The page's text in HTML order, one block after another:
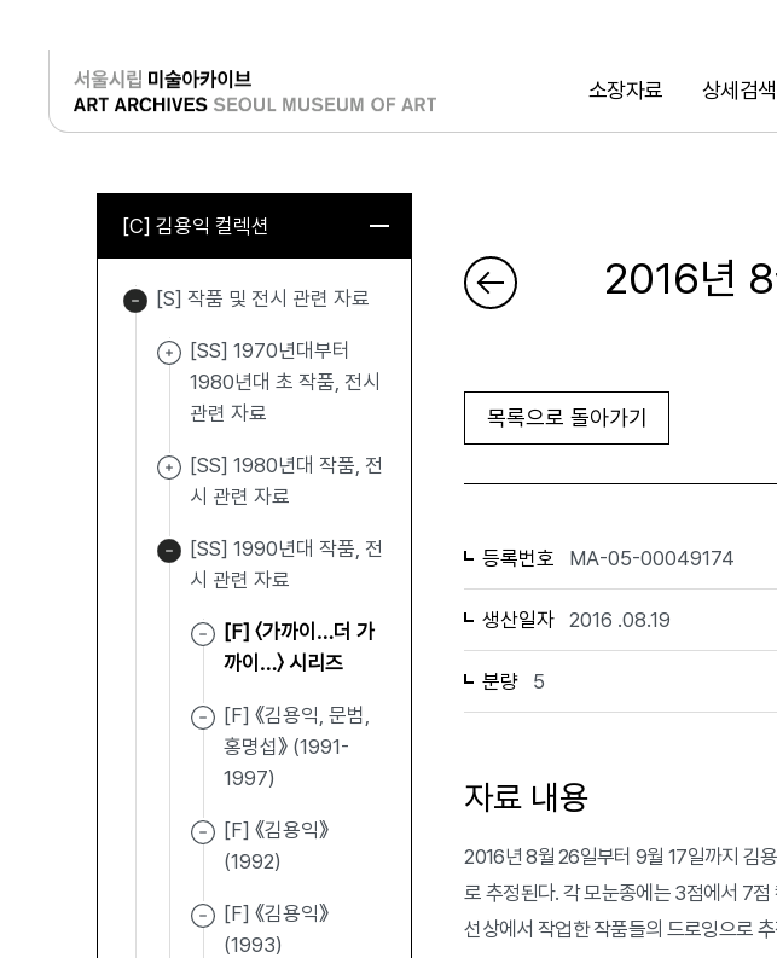
소장자료 상세검색
로그인
[C] 김용익 컬렉션
[S] 작품 및 전시 관련 자료
[SS] 1970년대부터
1980년대 초 작품, 전시
관련 자료
[SS] 1980년대 작품, 전
시 관련 자료
[SS] 1990년대 작품, 전
시 관련 자료
[F] 〈가까이…더 가
까이…〉 시리즈
[F] 《김용익, 문범,
홍명섭》 (1991-
1997)
[F] 《김용익》
(1992)
[F] 《김용익》
(1993)
2016년 8
목록으로 돌아가기
등록번호 MA-05-00049174
생산일자 2016 .08.19
분량 5
자료 내용
2016년 8월 26일부터 9월 17일까지 김
로 추정된다. 각 모눈종에는 3점에서 7
선상에서 작업한 작품들의 드로잉으로